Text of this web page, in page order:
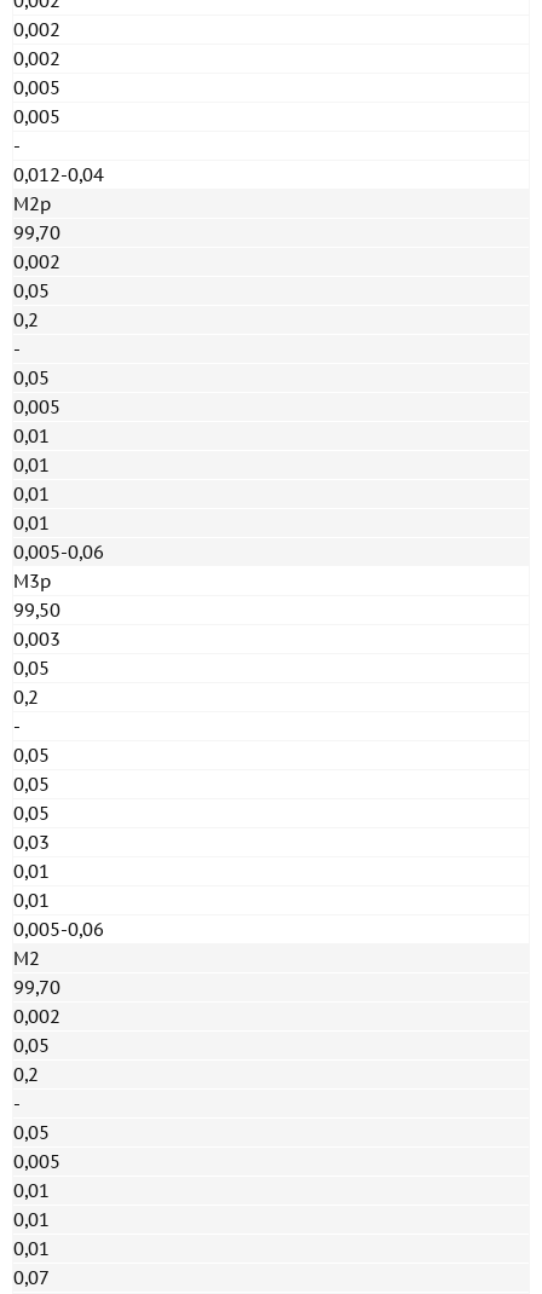
0,002
0,002
0,005
0,005
-
0,012-0,04
М2р
99,70
0,002
0,05
0,2
-
0,05
0,005
0,01
0,01
0,01
0,01
0,005-0,06
М3р
99,50
0,003
0,05
0,2
-
0,05
0,05
0,05
0,03
0,01
0,01
0,005-0,06
М2
99,70
0,002
0,05
0,2
-
0,05
0,005
0,01
0,01
0,01
0,07